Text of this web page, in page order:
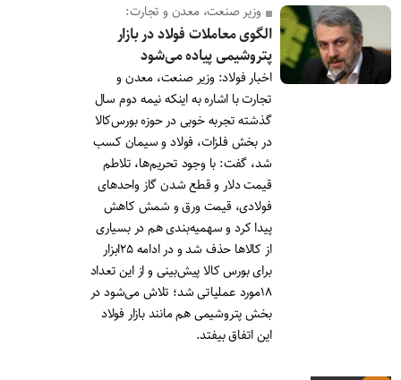
وزیر صنعت، معدن و تجارت:
الگوی معاملات فولاد در بازار
پتروشیمی پیاده می‌شود
اخبار فولاد: وزیر صنعت، معدن و
تجارت با اشاره به اینکه نیمه دوم سال
گذشته تجربه خوبی در حوزه بورس‌کالا
در بخش فلزات، فولاد و سیمان کسب
شد، گفت: با وجود تحریم‌‌‌ها، تلاطم
قیمت دلار و قطع شدن گاز واحدهای
فولادی، قیمت ورق و شمش کاهش
پیدا کرد و سهمیه‌‌‌بندی هم در بسیاری
از کالاها حذف شد و در ادامه ۲۵ابزار
برای بورس کالا پیش‌بینی و از این تعداد
۱۸مورد عملیاتی شد؛ تلاش می‌شود در
بخش پتروشیمی هم مانند بازار فولاد
این اتفاق بیفتد.